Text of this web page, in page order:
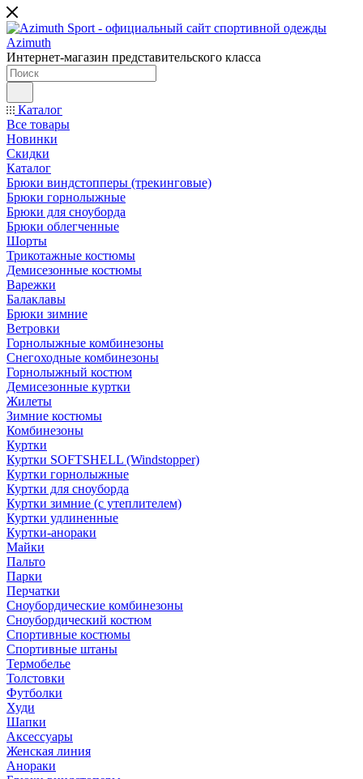
Интернет-магазин представительского класса
Каталог
Все товары
Новинки
Скидки
Каталог
Брюки виндстопперы (трекинговые)
Брюки горнолыжные
Брюки для сноуборда
Брюки облегченные
Шорты
Трикотажные костюмы
Демисезонные костюмы
Варежки
Балаклавы
Брюки зимние
Ветровки
Горнолыжные комбинезоны
Снегоходные комбинезоны
Горнолыжный костюм
Демисезонные куртки
Жилеты
Зимние костюмы
Комбинезоны
Куртки
Куртки SOFTSHELL (Windstopper)
Куртки горнолыжные
Куртки для сноуборда
Куртки зимние (с утеплителем)
Куртки удлиненные
Куртки-анораки
Майки
Пальто
Парки
Перчатки
Сноубордические комбинезоны
Сноубордический костюм
Спортивные костюмы
Спортивные штаны
Термобелье
Толстовки
Футболки
Худи
Шапки
Аксессуары
Женская линия
Анораки